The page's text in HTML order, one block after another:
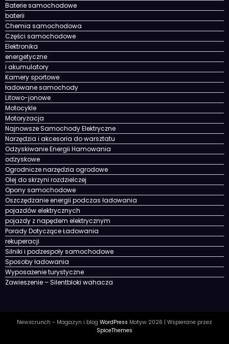
Baterie samochodowe
baterii
Chemia samochodowa
Części samochodowe
Elektronika
energetyczne
i akumulatory
Kamery sportowe
ładowane samochody
Litowo-jonowe
Motocykle
Motoryzacja
Najnowsze Samochody Elektryczne
Narzędzia i akcesoria do warsztatu
Odzyskiwanie Energii Hamowania
odzyskowe
Ogrodnicze narzędzia ogrodowe
Olej do skrzyni rozdzielczej
Opony samochodowe
Oszczędzanie energii podczas ładowania
pojazdów elektrycznych
pojazdy z napędem elektrycznym
Porady Dotyczące Ładowania
rekuperacji
Silniki i podzespoły samochodowe
Sposoby ładowania
Wyposażenie turystyczne
Zawieszenie – Silentbloki wahacza
Newscrunch - Magazyn i blog WordPress Motyw 2026 | Wspierane przez
SpiceThemes